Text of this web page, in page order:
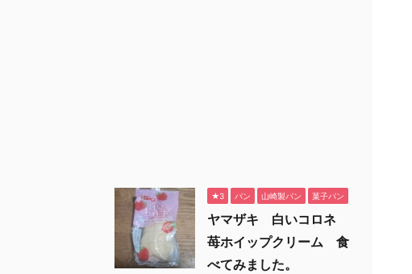
★3 パン 山崎製パン 菓子パン
ヤマザキ 白いコロネ
苺ホイップクリーム 食
べてみました。